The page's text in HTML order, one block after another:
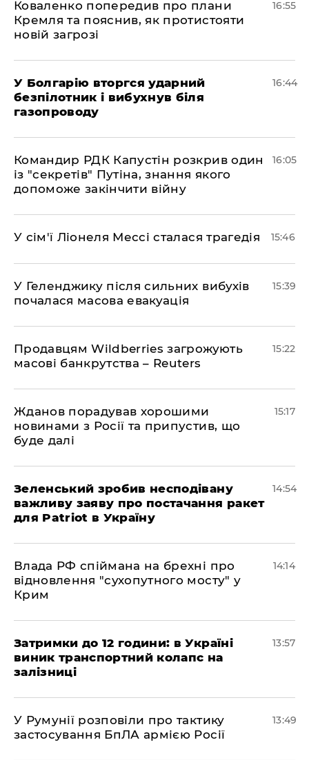
Коваленко попередив про плани
Кремля та пояснив, як протистояти
новій загрозі
16:55
У Болгарію вторгся ударний
безпілотник і вибухнув біля
газопроводу
16:44
Командир РДК Капустін розкрив один
із "секретів" Путіна, знання якого
допоможе закінчити війну
16:05
У сім'ї Ліонеля Мессі сталася трагедія 15:46
У Геленджику після сильних вибухів
почалася масова евакуація
15:39
Продавцям Wildberries загрожують
масові банкрутства – Reuters
15:22
Жданов порадував хорошими
новинами з Росії та припустив, що
буде далі
15:17
Зеленський зробив несподівану
важливу заяву про постачання ракет
для Patriot в Україну
14:54
Влада РФ спіймана на брехні про
відновлення "сухопутного мосту" у
Крим
14:14
Затримки до 12 години: в Україні
виник транспортний колапс на
залізниці
13:57
У Румунії розповіли про тактику
застосування БпЛА армією Росії
13:49